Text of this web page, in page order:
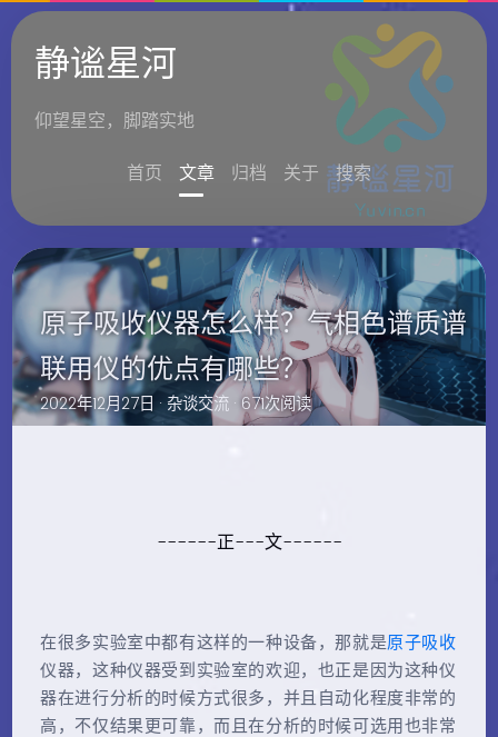
静谧星河
仰望星空，脚踏实地
首页
文章 归档 关于 搜索
原子吸收仪器怎么样？气相色谱质谱
联用仪的优点有哪些？
2022年12月27日 · 杂谈交流 · 671次阅读
------正---文------
在很多实验室中都有这样的一种设备，那就是原子吸收
仪器，这种仪器受到实验室的欢迎，也正是因为这种仪
器在进行分析的时候方式很多，并且自动化程度非常的
高，不仅结果更可靠，而且在分析的时候可选用也非常